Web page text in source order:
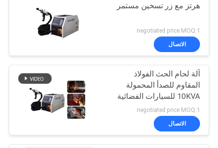
هرتز مع زر تسخين مستمر
negotiated price MOQ:1
الاتصال
آلة لحام الحث الفولاذ
المقاوم للصدأ المحمولة
10KVA للسيارات الفضائية
negotiated price MOQ:1
الاتصال